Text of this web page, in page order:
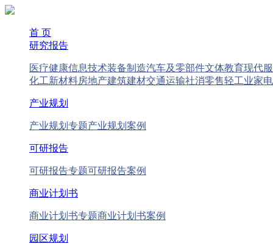
首 页
研究报告
医疗健康信息技术装备制造汽车及零部件文体教育现代
化工新材料房地产建筑建材交通运输社消零售轻工业家
产业规划
产业规划专题产业规划案例
可研报告
可研报告专题可研报告案例
商业计划书
商业计划书专题商业计划书案例
园区规划